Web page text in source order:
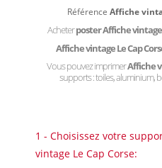
Référence Affiche
Acheterposter Affiche vintage
Affiche vintage Le Cap
Vous pouvez imprimerAffiche
supports : toiles, aluminium,
1 - Choisissez votre
vintage Le Cap Corse: